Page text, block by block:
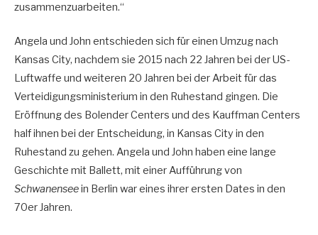
zusammenzuarbeiten.“
Angela und John entschieden sich für einen Umzug nach
Kansas City, nachdem sie 2015 nach 22 Jahren bei der US-
Luftwaffe und weiteren 20 Jahren bei der Arbeit für das
Verteidigungsministerium in den Ruhestand gingen. Die
Eröffnung des Bolender Centers und des Kauffman Centers
half ihnen bei der Entscheidung, in Kansas City in den
Ruhestand zu gehen. Angela und John haben eine lange
Geschichte mit Ballett, mit einer Aufführung von
Schwanenseein Berlin war eines ihrer ersten Dates in den
70er Jahren.